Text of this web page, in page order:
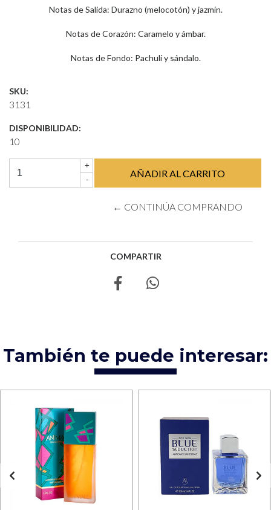
Notas de Salida: Durazno (melocotón) y jazmín.
Notas de Corazón: Caramelo y ámbar.
Notas de Fondo: Pachulí y sándalo.
SKU:
3131
DISPONIBILIDAD:
10
+
-
← CONTINÚA COMPRANDO
COMPARTIR
También te puede interesar: